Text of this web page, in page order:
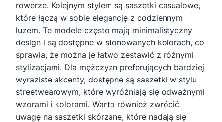
rowerze. Kolejnym stylem są saszetki casualowe,
które łączą w sobie elegancję z codziennym
luzem. Te modele często mają minimalistyczny
design i są dostępne w stonowanych kolorach, co
sprawia, że można je łatwo zestawić z różnymi
stylizacjami. Dla mężczyzn preferujących bardziej
wyraziste akcenty, dostępne są saszetki w stylu
streetwearowym, które wyróżniają się odważnymi
wzorami i kolorami. Warto również zwrócić
uwagę na saszetki skórzane, które nadają się